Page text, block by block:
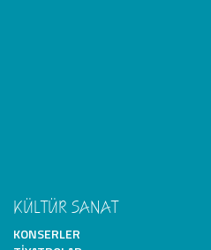
KÜLTÜR SANAT
KONSERLER